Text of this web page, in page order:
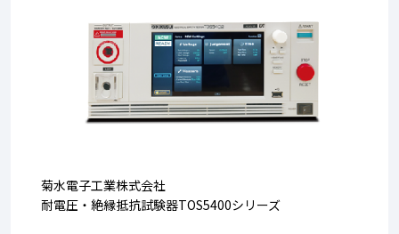
菊水電子工業株式会社
耐電圧・絶縁抵抗試験器TOS5400シリーズ